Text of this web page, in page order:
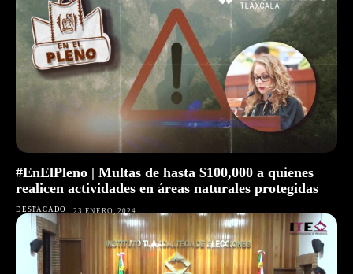
#EnElPleno | Multas de hasta $100,000 a quienes
realicen actividades en áreas naturales protegidas
DESTACADO 23 ENERO, 2024